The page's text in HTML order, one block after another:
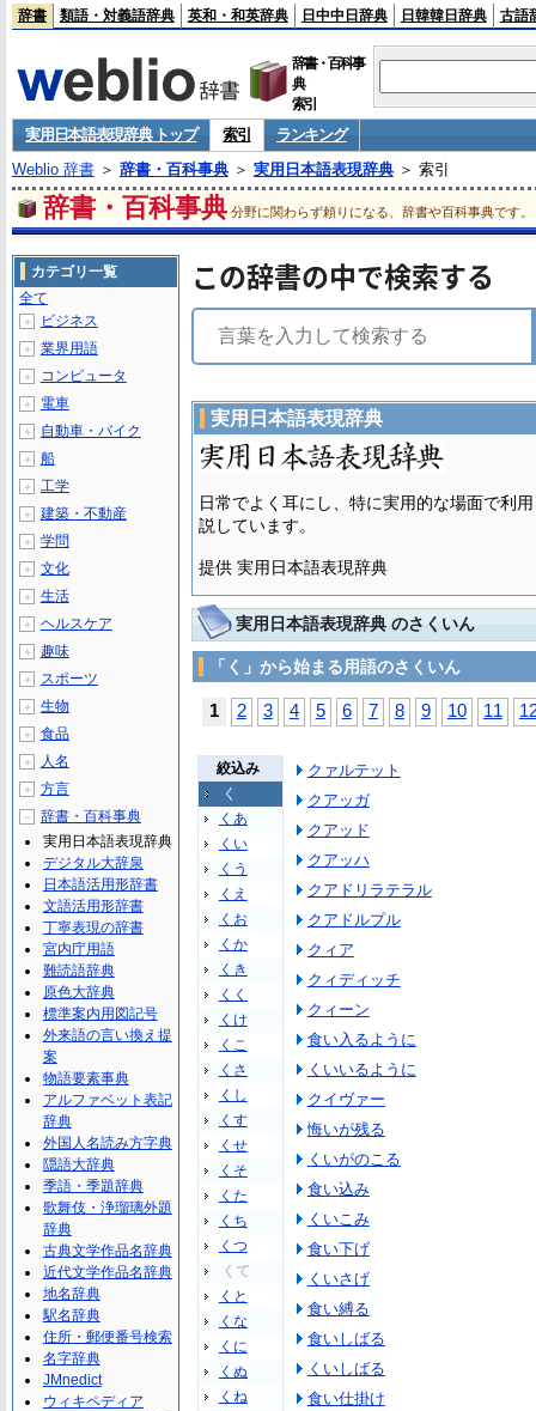
辞書 類語・対義語辞典 英和・和英辞典 日中中日辞典 日韓韓日辞典 古語
辞書・百科事
典
索引
実用日本語表現辞典 トップ 索引
ランキング
Weblio 辞書＞ 辞書・百科事典＞ 実用日本語表現辞典＞ 索引
辞書・百科事典 分野に関わらず頼りになる、辞書や百科事典です。
この辞書の中で検索する
実用日本語表現辞典
日常でよく耳にし、特に実用的な場面で利
説しています。
提供 実用日本語表現辞典
実用日本語表現辞典 のさくいん
「く」から始まる用語のさくいん
1 2 3 4 5 6 7 8 9 10 11
絞込み
く
くあ
くい
くう
くえ
くお
くか
くき
くく
くけ
くこ
くさ
くし
くす
くせ
くそ
くた
くち
くつ
くて
くと
くな
くに
くぬ
くね
クァルテット
クアッガ
クアッド
クアッハ
クアドリラテラル
クアドルプル
クィア
クィディッチ
クィーン
食い入るように
くいいるように
クイヴァー
悔いが残る
くいがのこる
食い込み
くいこみ
食い下げ
くいさげ
食い縛る
食いしばる
くいしばる
食い仕掛け
カテゴリ一覧
全て
＋ ビジネス
＋ 業界用語
＋ コンピュータ
＋ 電車
＋ 自動車・バイク
＋ 船
＋ 工学
＋ 建築・不動産
＋ 学問
＋ 文化
＋ 生活
＋ ヘルスケア
＋ 趣味
＋ スポーツ
＋ 生物
＋ 食品
＋ 人名
＋ 方言
－
辞書・百科事典
実用日本語表現辞典
デジタル大辞泉
日本語活用形辞書
文語活用形辞書
丁寧表現の辞書
宮内庁用語
難読語辞典
原色大辞典
標準案内用図記号
外来語の言い換え提
案
物語要素事典
アルファベット表記
辞典
外国人名読み方字典
隠語大辞典
季語・季題辞典
歌舞伎・浄瑠璃外題
辞典
古典文学作品名辞典
近代文学作品名辞典
地名辞典
駅名辞典
住所・郵便番号検索
名字辞典
JMnedict
ウィキペディア